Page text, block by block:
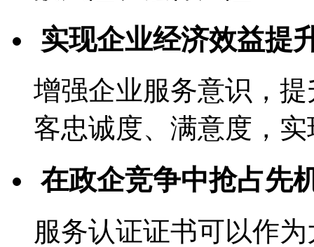
实现企业经济效益提
增强企业服务意识，
客忠诚度、满意度，
在政企竞争中抢占先
服务认证证书可以作